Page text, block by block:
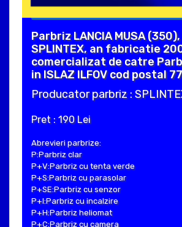
Parbriz LANCIA MUSA
SPLINTEX, an fabricatie
comercializat de catre
in ISLAZ ILFOV cod postal
Producator parbriz :
Pret : 190 Lei
Abrevieri parbrize:
P:Parbriz clar
P+V:Parbriz cu tenta verde
P+S:Parbriz cu parasolar
P+SE:Parbriz cu senzor
P+I:Parbriz cu incalzire
P+H:Parbriz heliomat
P+C:Parbriz cu camera